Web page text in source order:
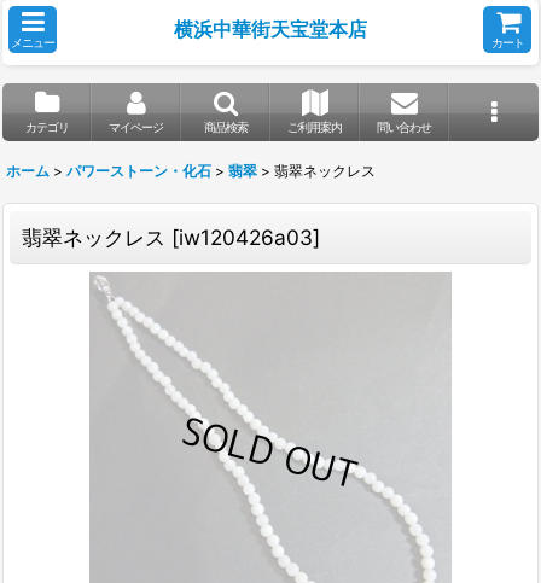
メニュー
横浜中華街天宝堂本店
カート
カテゴリ マイページ 商品検索 ご利用案内 問い合わせ
ホーム > パワーストーン・化石 > 翡翠 > 翡翠ネックレス
翡翠ネックレス [iw120426a03]